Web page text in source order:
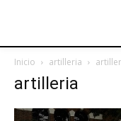
Inicio artilleria
artilleria